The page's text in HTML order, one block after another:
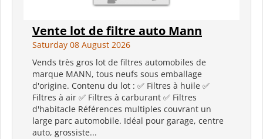
Vente lot de filtre auto Mann
Saturday 08 August 2026
Vends très gros lot de filtres automobiles de
marque MANN, tous neufs sous emballage
d'origine. Contenu du lot : ✅ Filtres à huile ✅
Filtres à air ✅ Filtres à carburant ✅ Filtres
d'habitacle Références multiples couvrant un
large parc automobile. Idéal pour garage, centre
auto, grossiste...